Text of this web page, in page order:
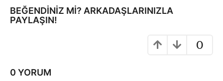
f
a
a
BEĞENDINIZ MI? ARKADAŞLARINIZLA
PAYLAŞIN!
0
0 YORUM